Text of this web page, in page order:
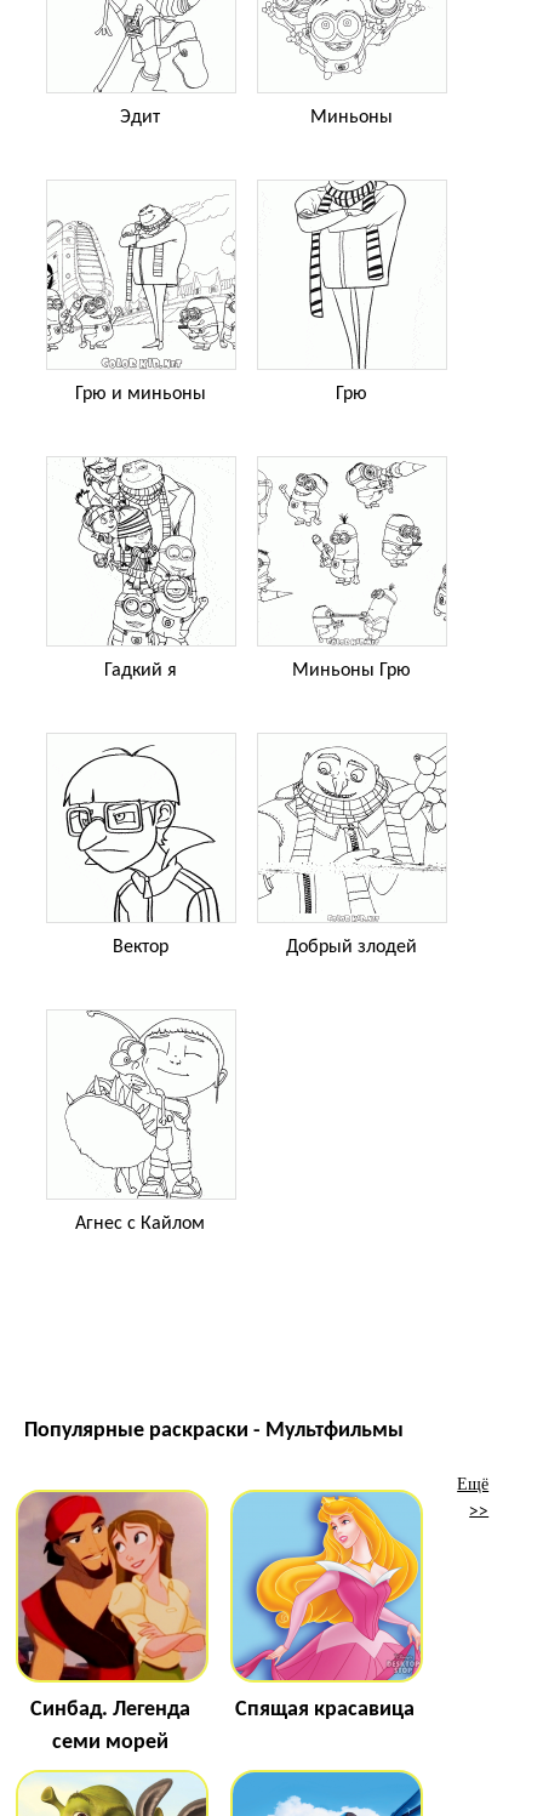
Эдит Миньоны
Грю и миньоны Грю
Гадкий я Миньоны Грю
Вектор Добрый злодей
Агнес с Кайлом
Популярные раскраски - Мультфильмы
Синбад. Легенда
семи морей
Спящая красавица
Ещё
>>